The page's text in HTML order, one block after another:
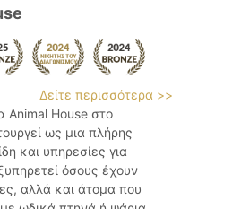
Δείτε περισσότερα >>
Animal House στο
ως μια πλήρης
και υπηρεσίες για
όσους έχουν
αλλά και άτομα που